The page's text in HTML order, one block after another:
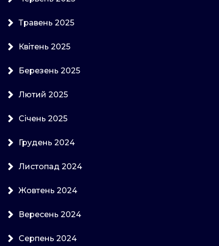
Травень 2025
Квітень 2025
Березень 2025
Лютий 2025
Січень 2025
Грудень 2024
Листопад 2024
Жовтень 2024
Вересень 2024
Серпень 2024